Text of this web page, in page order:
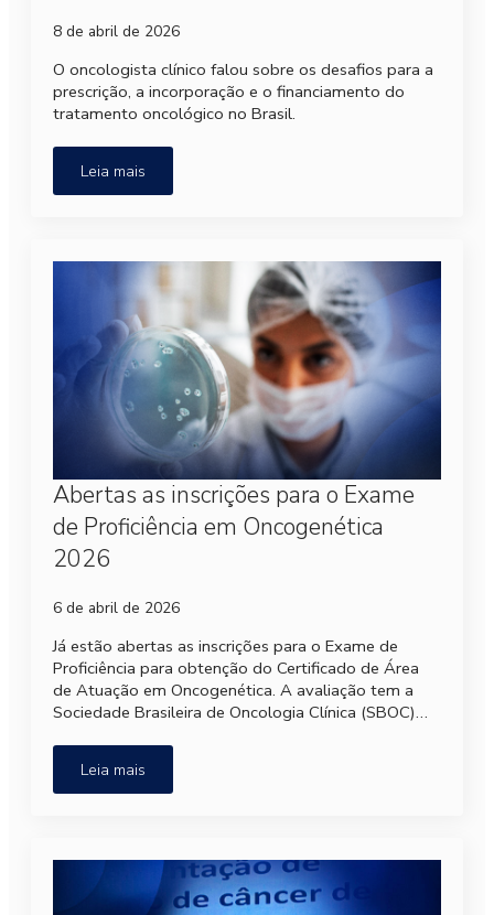
8 de abril de 2026
O oncologista clínico falou sobre os desafios para a
prescrição, a incorporação e o financiamento do
tratamento oncológico no Brasil.
Leia mais
Abertas as inscrições para o Exame
de Proficiência em Oncogenética
2026
6 de abril de 2026
Já estão abertas as inscrições para o Exame de
Proficiência para obtenção do Certificado de Área
de Atuação em Oncogenética. A avaliação tem a
Sociedade Brasileira de Oncologia Clínica (SBOC)…
Leia mais